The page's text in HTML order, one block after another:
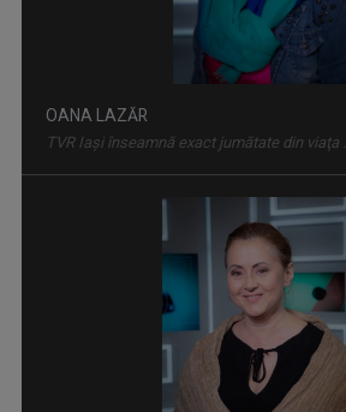
Emisiune bilunară în care muzica vorbeşte
OANA LAZĂR
TVR Iaşi înseamnă exact jumătate din viaţa ...